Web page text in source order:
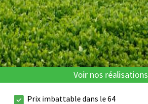
Voir nos réalisations
Prix imbattable dans le 64